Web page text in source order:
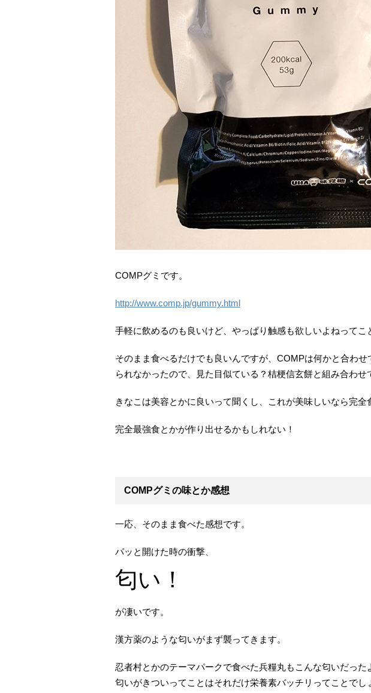
COMPグミです。
http://www.comp.jp/gummy.html
手軽に飲めるのも良いけど、やっぱり触感も欲しいよねってこ
そのまま食べるだけでも良いんですが、COMPは何かと合わせ
られなかったので、見た目似ている？桔梗信玄餅と組み合わせ
きなこは美容とかに良いって聞くし、これが美味しいなら完全
完全最強食とかが作り出せるかもしれない！
COMPグミの味とか感想
一応、そのまま食べた感想です。
パッと開けた時の衝撃、
匂い！
が凄いです。
漢方薬のような匂いがまず襲ってきます。
忍者村とかのテーマパークで食べた兵糧丸もこんな匂いだっ
匂いがきついってことはそれだけ栄養素バッチリってことでし